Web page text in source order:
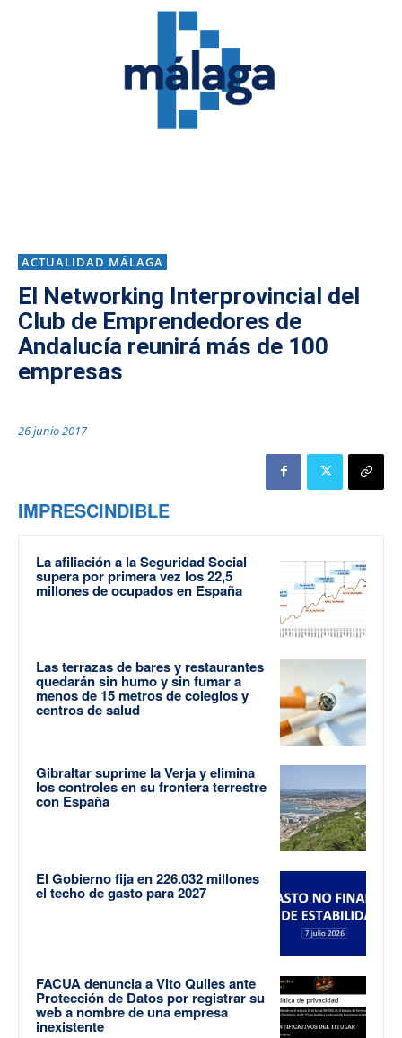
ACTUALIDAD MÁLAGA
El Networking Interprovincial del
Club de Emprendedores de
Andalucía reunirá más de 100
empresas
26 junio 2017
IMPRESCINDIBLE
La afiliación a la Seguridad Social
supera por primera vez los 22,5
millones de ocupados en España
Las terrazas de bares y restaurantes
quedarán sin humo y sin fumar a
menos de 15 metros de colegios y
centros de salud
Gibraltar suprime la Verja y elimina
los controles en su frontera terrestre
con España
El Gobierno fija en 226.032 millones
el techo de gasto para 2027
FACUA denuncia a Vito Quiles ante
Protección de Datos por registrar su
web a nombre de una empresa
inexistente